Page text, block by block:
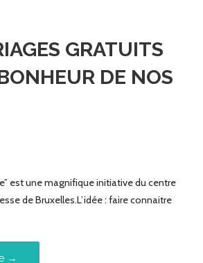
GRATUITS
DE NOS
est une magnifique initiative du centre
de Bruxelles.L’idée : faire connaitre
→